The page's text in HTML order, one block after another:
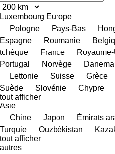
Luxembourg Europe
Pologne
Pays-Bas
Espagne
Roumanie
tchèque
France
Portugal
Norvège
Lettonie
Suisse Grèce
Suède
Slovénie
Chypre
tout afficher
Asie
Chine
Japon Émirats
Turquie
Ouzbékistan
tout afficher
autres